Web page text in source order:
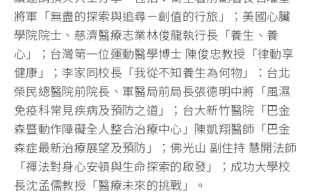
將軍「無盡的探索與追尋－創值的行旅」；美國心臟
學院院士、慈濟醫療志業林俊龍執行長「養生、養
心」；台灣第一位運動醫學博士 陳俊忠教授「律動享
健康」；李家同校長「我從不知養生為何物」：台北
榮民總醫院前院長、軍醫局前局長張德明中將「風濕
免疫科常見疾病及預防之道」；台大新竹醫院「巴金
森暨動作障礙全人整合治療中心」陳凱翔醫師「巴金
森症最新治療展望及預防」；佛光山 副住持 慧開法師
「禪法對身心安頓與生命探索的啟發」；成功大學校
長沈孟儒教授「醫療未來的挑戰」。